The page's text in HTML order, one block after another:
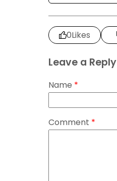
0Likes
Leave a Reply
Name *
Comment *